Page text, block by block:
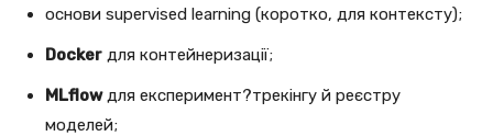
основи supervised learning (коротко, для контексту);
Docker для контейнеризації;
MLflowдля експеримент?трекінгу й реєстру
моделей;